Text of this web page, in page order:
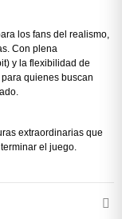
los fans del realismo,
Con plena
y la flexibilidad de
quienes buscan
extraordinarias que
el juego.